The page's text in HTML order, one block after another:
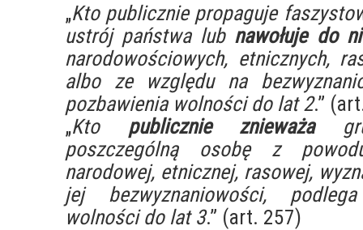
„Kto publicznie propaguje
ustrój państwa lub nawołuje do
narodowościowych, etnicznych,
albo ze względu na
pozbawienia wolności do lat 2.”
„Kto publicznie znieważa
poszczególną osobę z
narodowej, etnicznej, rasowej,
jej bezwyznaniowości,
wolności do lat 3.” (art. 257)